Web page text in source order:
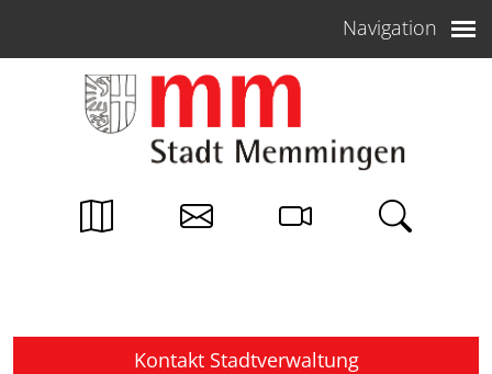
Navigation
Kontakt Stadtverwaltung